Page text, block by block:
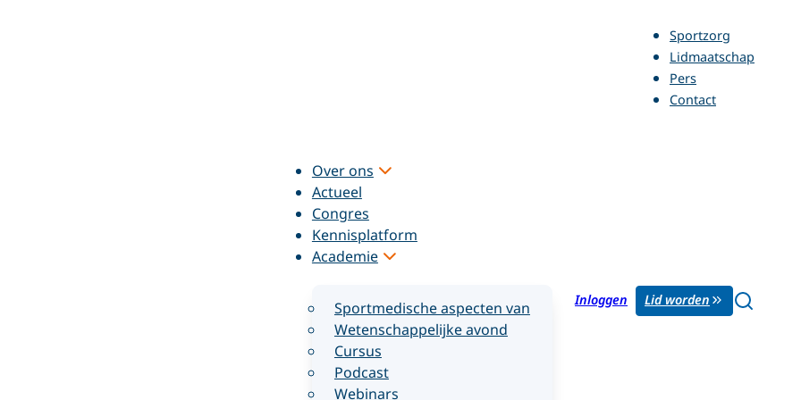
Sportzorg
Lidmaatschap
Pers
Contact
Over ons
Actueel
Congres
Kennisplatform
Academie
Sportmedische aspecten van
Wetenschappelijke avond
Cursus
Podcast
Webinars
Inloggen Lid worden